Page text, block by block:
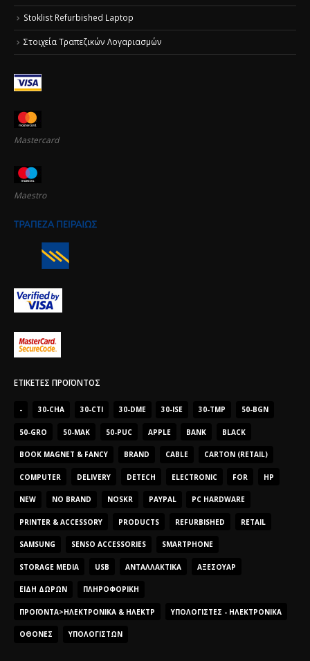
Stoklist Refurbished Laptop
Στοιχεία Τραπεζικών Λογαριασμών
Mastercard
Maestro
ΕΤΙΚΈΤΕΣ ΠΡΟΪΌΝΤΟΣ
- 30-CHA 30-CTI 30-DME 30-ISE 30-TMP 50-BGN
50-GRO 50-MAK 50-PUC APPLE BANK BLACK
BOOK MAGNET & FANCY BRAND CABLE CARTON (RETAIL)
COMPUTER DELIVERY DETECH ELECTRONIC FOR HP
NEW NO BRAND NOSKR PAYPAL PC HARDWARE
PRINTER & ACCESSORY PRODUCTS REFURBISHED RETAIL
SAMSUNG SENSO ACCESSORIES SMARTPHONE
STORAGE MEDIA USB ΑΝΤΑΛΛΑΚΤΙΚΆ ΑΞΕΣΟΥΆΡ
ΕΊΔΗ ΔΏΡΩΝ ΠΛΗΡΟΦΟΡΙΚΉ
ΠΡΟΪΌΝΤΑ>ΗΛΕΚΤΡΟΝΙΚΆ & ΗΛΕΚΤΡ ΥΠΟΛΟΓΙΣΤΈΣ - ΗΛΕΚΤΡΟΝΙΚΆ
ΟΘΌΝΕΣ ΥΠΟΛΟΓΙΣΤΏΝ